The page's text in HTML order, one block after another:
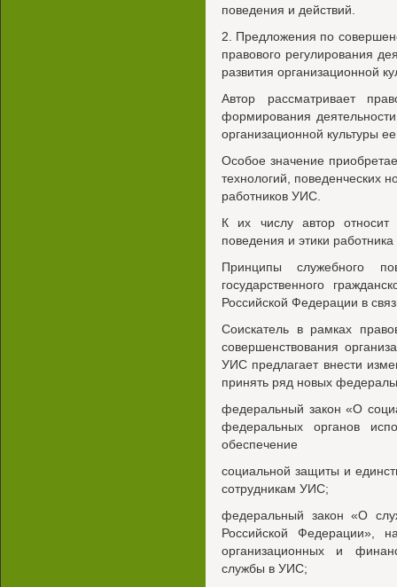
поведения и действий.
2. Предложения по
правового регулирования
развития организационной
Автор рассматривает
формирования
организационной культуры
Особое значение
технологий, поведенческих
работников УИС.
К их числу автор относит
поведения и этики
Принципы служебного
государственного
Российской Федерации в
Соискатель в рамках
совершенствования
УИС предлагает внести
принять ряд новых
федеральный закон «О
федеральных органов
обеспечение
социальной защиты и
сотрудникам УИС;
федеральный закон «О
Российской Федерации»,
организационных и
службы в УИС;